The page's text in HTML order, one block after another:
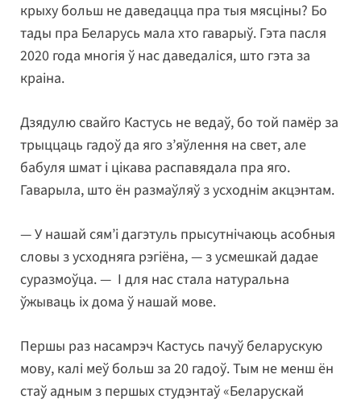
крыху больш не даведацца пра тыя мясціны? Бо
тады пра Беларусь мала хто гаварыў. Гэта пасля
2020 года многія ў нас даведаліся, што гэта за
краіна.
Дзядулю свайго Кастусь не ведаў, бо той памёр за
трыццаць гадоў да яго з’яўлення на свет, але
бабуля шмат і цікава распавядала пра яго.
Гаварыла, што ён размаўляў з усходнім акцэнтам.
— У нашай сям’і дагэтуль прысутнічаюць асобныя
словы з усходняга рэгіёна, — з усмешкай дадае
суразмоўца. — І для нас стала натуральна
ўжываць іх дома ў нашай мове.
Першы раз насамрэч Кастусь пачуў беларускую
мову, калі меў больш за 20 гадоў. Тым не менш ён
стаў адным з першых студэнтаў «Беларускай